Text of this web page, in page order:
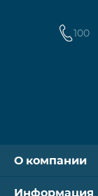
100
О компании
Информация